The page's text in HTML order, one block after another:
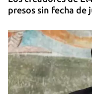
presos sin fecha de